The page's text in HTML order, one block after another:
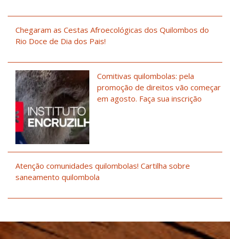
Chegaram as Cestas Afroecológicas dos Quilombos do
Rio Doce de Dia dos Pais!
Comitivas quilombolas: pela
promoção de direitos vão começar
em agosto. Faça sua inscrição
Atenção comunidades quilombolas! Cartilha sobre
saneamento quilombola